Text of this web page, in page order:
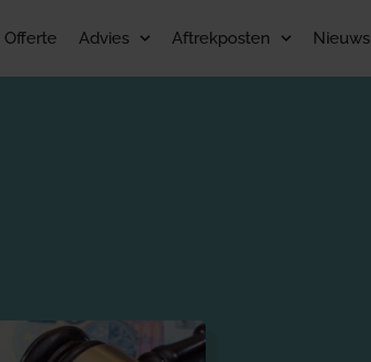
Offerte Advies Aftrekposten Nieuws